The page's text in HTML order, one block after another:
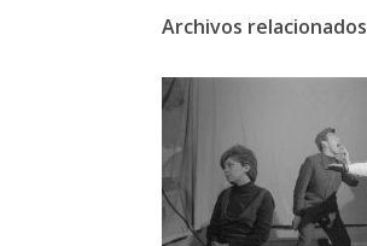
Archivos relacionados